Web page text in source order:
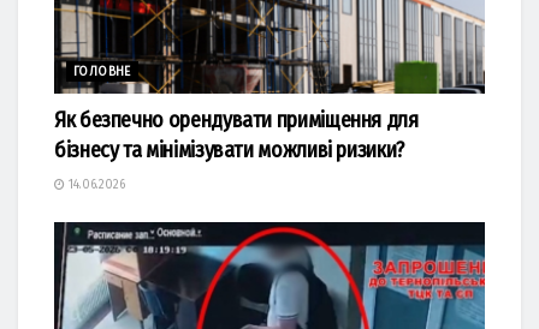
ГОЛОВНЕ
Як безпечно орендувати приміщення для
бізнесу та мінімізувати можливі ризики?
14.06.2026